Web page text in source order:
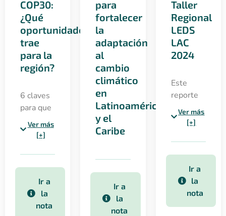
COP30:
¿Qué
oportunidades
trae
para la
región?
6 claves
para que
Latinoamérica
influya
COP30:
justicia
climática,
financiamiento,
alianzas y
Ver más
[+]
Ir a
la
nota
para
fortalecer
la
adaptación
al
cambio
climático
en
Latinoamérica
y el
Caribe
Ir a
la
nota
Taller
Regional
LEDS
LAC
2024
Este
reporte
integrado
presenta
análisis
de
aprendizajes,
mensajes
clave y
Ver más
[+]
Ir a
la
nota